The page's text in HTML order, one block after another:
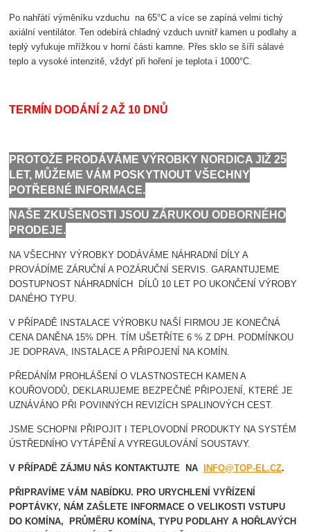
Po nahřátí výměníku vzduchu na 65°C a více se zapíná velmi tichý
axiální ventilátor. Ten odebírá chladný vzduch uvnitř kamen u podlahy a
teplý vyfukuje mřížkou v horní části kamne. Přes sklo se šíří sálavé
teplo a vysoké intenzitě, vždyť při hoření je teplota i 1000°C.
TERMÍN DODÁNÍ 2 AŽ 10 DNŮ
PROTOŽE PRODÁVÁME VÝROBKY NORDICA JIŽ 25
LET, MŮŽEME VÁM POSKYTNOUT VŠECHNY
POTŘEBNÉ INFORMACE.
NAŠE ZKUŠENOSTI JSOU ZÁRUKOU ODBORNÉHO
PRODEJE.
NA VŠECHNY VÝROBKY DODÁVÁME NÁHRADNÍ DÍLY A
PROVÁDÍME ZÁRUČNÍ A POZÁRUČNÍ SERVIS. GARANTUJEME
DOSTUPNOST NÁHRADNÍCH DÍLŮ 10 LET PO UKONČENÍ VÝROBY
DANÉHO TYPU.
V PŘÍPADĚ INSTALACE VÝROBKU NAŠÍ FIRMOU JE KONEČNÁ
CENA DANĚNA 15% DPH. TÍM UŠETŘÍTE 6 % Z DPH. PODMÍNKOU
JE DOPRAVA, INSTALACE A PŘIPOJENÍ NA KOMÍN.
PŘEDÁNÍM PROHLÁŠENÍ O VLASTNOSTECH KAMEN A
KOUŘOVODŮ, DEKLARUJEME BEZPEČNÉ PŘIPOJENÍ, KTERÉ JE
UZNÁVÁNO PŘI POVINNÝCH REVIZÍCH SPALINOVÝCH CEST.
JSME SCHOPNI PŘIPOJIT I TEPLOVODNÍ PRODUKTY NA SYSTÉM
ÚSTŘEDNÍHO VYTÁPĚNÍ A VYREGULOVÁNÍ SOUSTAVY.
V PŘÍPADĚ ZÁJMU NÁS KONTAKTUJTE NA INFO@TOP-EL.CZ.
PŘIPRAVÍME VÁM NABÍDKU. PRO URYCHLENÍ VYŘÍZENÍ
POPTÁVKY, NÁM ZAŠLETE INFORMACE O VELIKOSTI VSTUPU
DO KOMÍNA, PRŮMĚRU KOMÍNA, TYPU PODLAHY A HOŘLAVÝCH